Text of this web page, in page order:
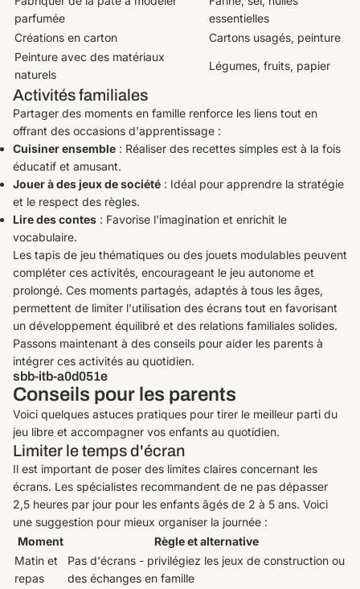
parfumée
essentielles
Créations en carton
Cartons usagés, peinture
Peinture avec des matériaux
naturels
Légumes, fruits, papier
Activités familiales
Partager des moments en famille renforce les liens tout en
offrant des occasions d'apprentissage :
Cuisiner ensemble : Réaliser des recettes simples est à la fois
éducatif et amusant.
Jouer à des jeux de société : Idéal pour apprendre la stratégie
et le respect des règles.
Lire des contes : Favorise l'imagination et enrichit le
vocabulaire.
Les tapis de jeu thématiques ou des jouets modulables peuvent
compléter ces activités, encourageant le jeu autonome et
prolongé. Ces moments partagés, adaptés à tous les âges,
permettent de limiter l'utilisation des écrans tout en favorisant
un développement équilibré et des relations familiales solides.
Passons maintenant à des conseils pour aider les parents à
intégrer ces activités au quotidien.
sbb-itb-a0d051e
Conseils pour les parents
Voici quelques astuces pratiques pour tirer le meilleur parti du
jeu libre et accompagner vos enfants au quotidien.
Limiter le temps d'écran
Il est important de poser des limites claires concernant les
écrans. Les spécialistes recommandent de ne pas dépasser
2,5 heures par jour pour les enfants âgés de 2 à 5 ans. Voici
une suggestion pour mieux organiser la journée :
Moment
Règle et alternative
Matin et
repas
Pas d'écrans - privilégiez les jeux de construction ou
des échanges en famille